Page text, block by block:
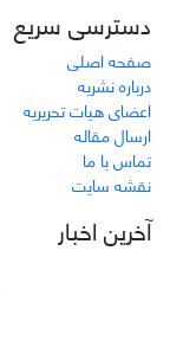
دسترسی سریع
صفحه اصلی
درباره نشریه
اعضای هیات تحریریه
ارسال مقاله
تماس با ما
نقشه سایت
آخرین اخبار